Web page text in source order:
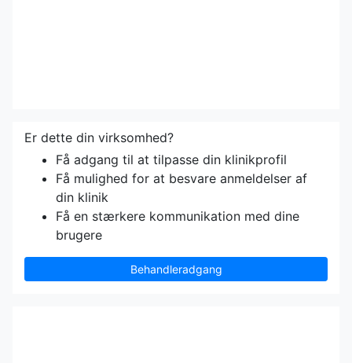
Er dette din virksomhed?
Få adgang til at tilpasse din klinikprofil
Få mulighed for at besvare anmeldelser af
din klinik
Få en stærkere kommunikation med dine
brugere
Behandleradgang